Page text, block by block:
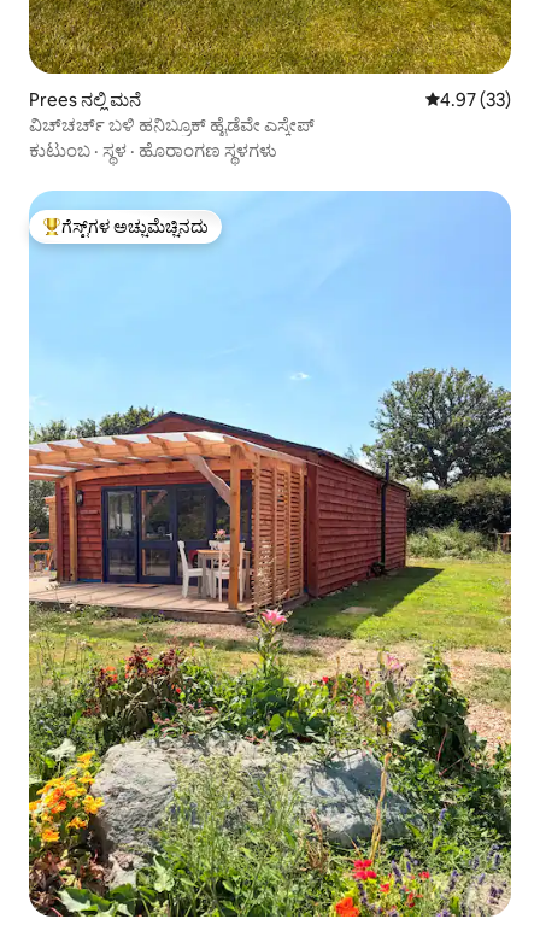
Prees ನಲ್ಲಿ ಮನೆ 5 ರಲ್ಲಿ 4.97
4.97 (33)
ವಿಚ್‌ಚರ್ಚ್ ಬಳಿ ಹನಿಬ್ರೂಕ್ ಹೈಡೆವೇ ಎಸ್ಕೇಪ್
ಕುಟುಂಬ · ಸ್ಥಳ · ಹೊರಾಂಗಣ ಸ್ಥಳಗಳು
ಗೆಸ್ಟ್‌ಗಳಿಗೆ ಅತಿ ಹೆಚ್ಚು ಅಚ್ಚುಮೆಚ್ಚಿನದು
ಗೆಸ್ಟ್‌ಗಳ ಅಚ್ಚುಮೆಚ್ಚಿನದು